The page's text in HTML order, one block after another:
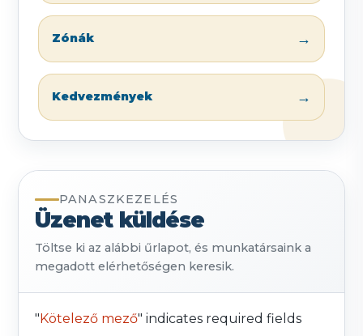
Zónák →
Kedvezmények →
PANASZKEZELÉS
Üzenet küldése
Töltse ki az alábbi űrlapot, és munkatársaink a
megadott elérhetőségen keresik.
"Kötelező mező" indicates required fields